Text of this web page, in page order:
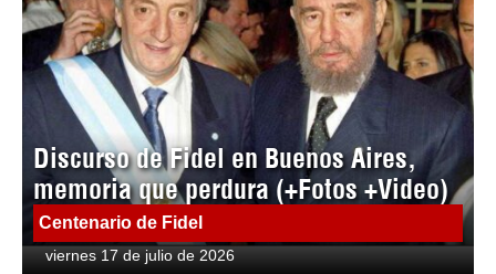
Discurso de Fidel en Buenos Aires,
memoria que perdura (+Fotos +Video)
Centenario de Fidel
viernes 17 de julio de 2026